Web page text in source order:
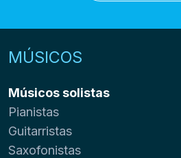
MÚSICOS
Músicos solistas
Pianistas
Guitarristas
Saxofonistas